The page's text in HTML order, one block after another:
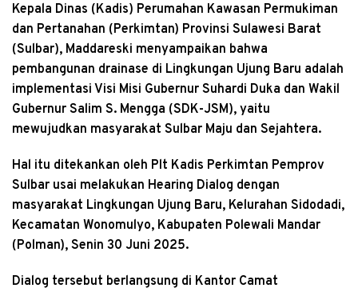
Kepala Dinas (Kadis) Perumahan Kawasan Permukiman
dan Pertanahan (Perkimtan) Provinsi Sulawesi Barat
(Sulbar), Maddareski menyampaikan bahwa
pembangunan drainase di Lingkungan Ujung Baru adalah
implementasi Visi Misi Gubernur Suhardi Duka dan Wakil
Gubernur Salim S. Mengga (SDK-JSM), yaitu
mewujudkan masyarakat Sulbar Maju dan Sejahtera.
Hal itu ditekankan oleh Plt Kadis Perkimtan Pemprov
Sulbar usai melakukan Hearing Dialog dengan
masyarakat Lingkungan Ujung Baru, Kelurahan Sidodadi,
Kecamatan Wonomulyo, Kabupaten Polewali Mandar
(Polman), Senin 30 Juni 2025.
Dialog tersebut berlangsung di Kantor Camat